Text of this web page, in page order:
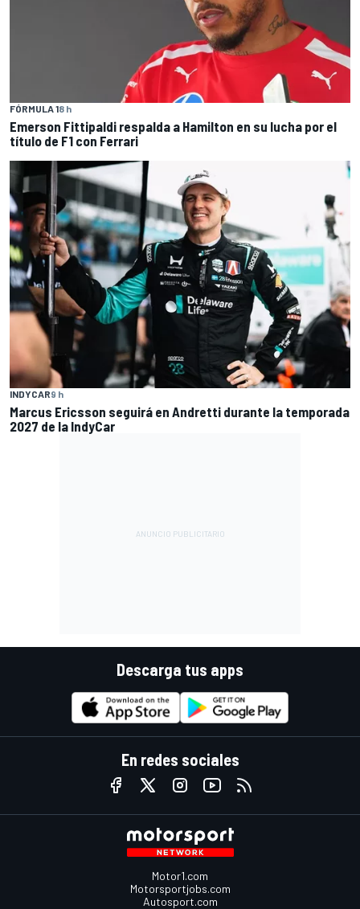
FÓRMULA 18 h
Emerson Fittipaldi respalda a Hamilton en su lucha por el
título de F1 con Ferrari
INDYCAR9 h
Marcus Ericsson seguirá en Andretti durante la temporada
2027 de la IndyCar
Descarga tus apps
En redes sociales
Motor1.com
Motorsportjobs.com
Autosport.com